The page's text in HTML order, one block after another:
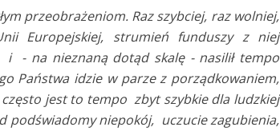
przeobrażeniom. Raz szybciej, raz wolniej,
Europejskiej, strumień funduszy z niej
i - na nieznaną dotąd skalę - nasilił tempo
Państwa idzie w parze z porządkowaniem,
jest to tempo zbyt szybkie dla ludzkiej
podświadomy niepokój, uczucie zagubienia,